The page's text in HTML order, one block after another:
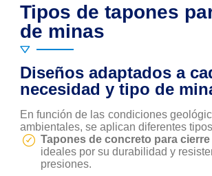
Tipos de tapones
de minas
Diseños adaptados a
necesidad y tipo de
En función de las condiciones
ambientales, se aplican diferentes
Tapones de concreto para
ideales por su durabilidad y
presiones.